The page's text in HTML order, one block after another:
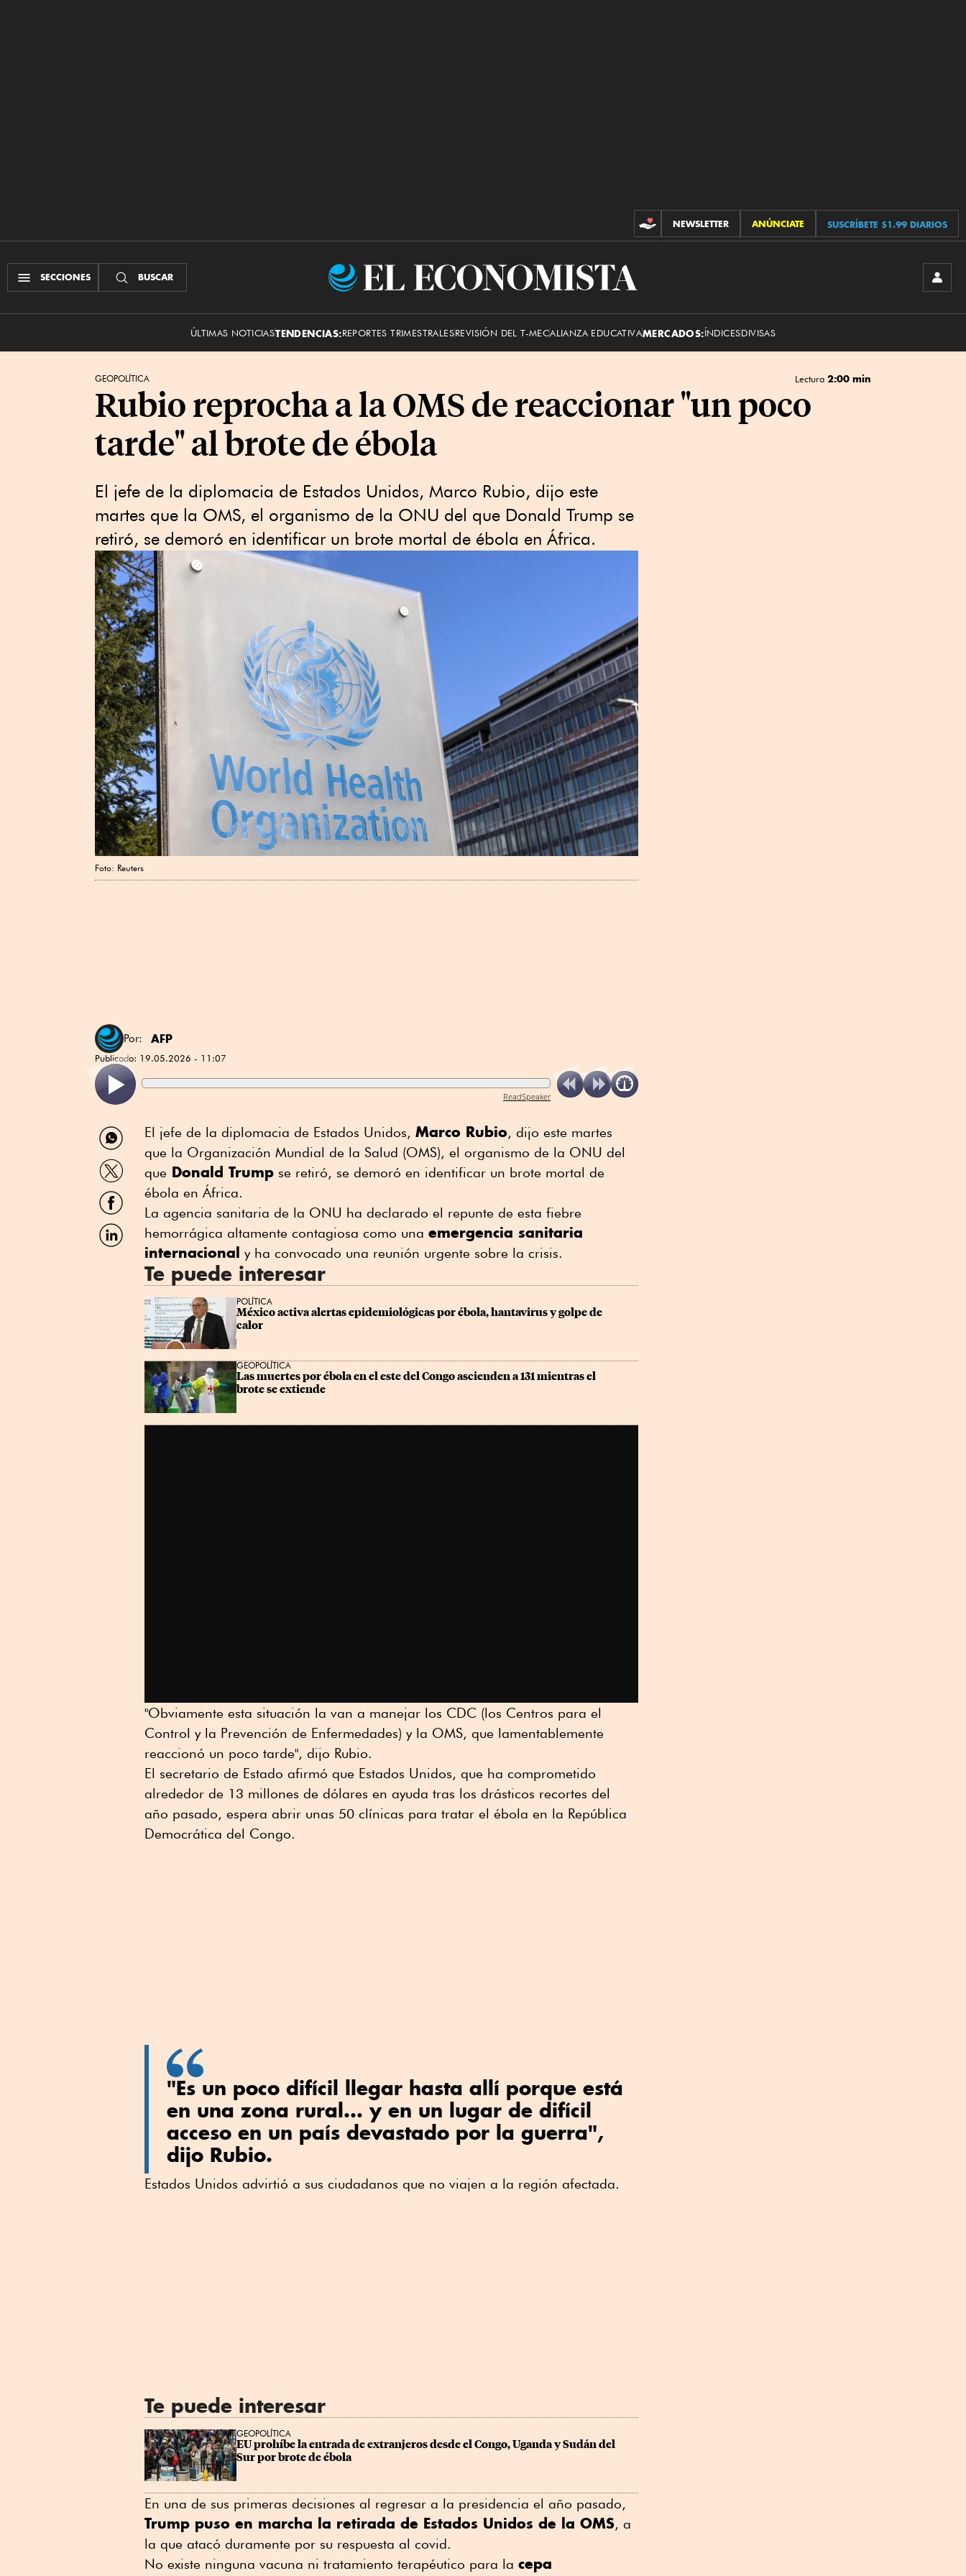
CONTRIBUCIONES
NEWSLETTER ANÚNCIATE SUSCRÍBETE $1.99 DIARIOS
SECCIONES BUSCAR
El
ÚLTIMAS NOTICIASTENDENCIAS:REPORTES TRIMESTRALESREVISIÓN DEL T-MECALIANZA EDUCATIVAMERCADOS:ÍNDICESDIVISAS
GEOPOLÍTICA Lectura 2:00 min
Rubio reprocha a la OMS de reaccionar "un poco
tarde" al brote de ébola
El jefe de la diplomacia de Estados Unidos, Marco Rubio, dijo este
martes que la OMS, el organismo de la ONU del que Donald Trump se
retiró, se demoró en identificar un brote mortal de ébola en África.
Foto: Reuters
Por: AFP
Publicado: 19.05.2026 - 11:07
ReadSpeaker
Compartir
por
WhatsApp
Compartir
por
Twitter
Compartir
por
Facebook
Compartir
por
El jefe de la diplomacia de Estados Unidos, Marco Rubio, dijo este martes
que la Organización Mundial de la Salud (OMS), el organismo de la ONU del
que Donald Trump se retiró, se demoró en identificar un brote mortal de
ébola en África.
La agencia sanitaria de la ONU ha declarado el repunte de esta fiebre
hemorrágica altamente contagiosa como una emergencia sanitaria
internacional y ha convocado una reunión urgente sobre la crisis.
Te puede interesar
POLÍTICA
México activa alertas epidemiológicas por ébola, hantavirus y golpe de
calor
GEOPOLÍTICA
Las muertes por ébola en el este del Congo ascienden a 131 mientras el
brote se extiende
"Obviamente esta situación la van a manejar los CDC (los Centros para el
Control y la Prevención de Enfermedades) y la OMS, que lamentablemente
reaccionó un poco tarde", dijo Rubio.
El secretario de Estado afirmó que Estados Unidos, que ha comprometido
alrededor de 13 millones de dólares en ayuda tras los drásticos recortes del
año pasado, espera abrir unas 50 clínicas para tratar el ébola en la República
Democrática del Congo.
"Es un poco difícil llegar hasta allí porque está
en una zona rural... y en un lugar de difícil
acceso en un país devastado por la guerra",
dijo Rubio.
Estados Unidos advirtió a sus ciudadanos que no viajen a la región afectada.
Te puede interesar
GEOPOLÍTICA
EU prohíbe la entrada de extranjeros desde el Congo, Uganda y Sudán del
Sur por brote de ébola
En una de sus primeras decisiones al regresar a la presidencia el año pasado,
Trump puso en marcha la retirada de Estados Unidos de la OMS, a
la que atacó duramente por su respuesta al covid.
No existe ninguna vacuna ni tratamiento terapéutico para la cepa